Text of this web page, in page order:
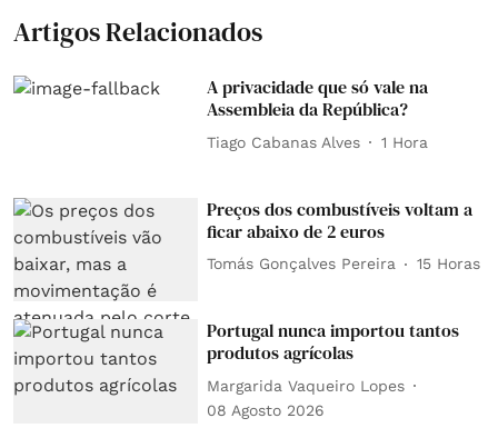
Artigos Relacionados
A privacidade que só vale na
Assembleia da República?
Tiago Cabanas Alves 1 Hora
Preços dos combustíveis voltam a
ficar abaixo de 2 euros
Tomás Gonçalves Pereira 15 Horas
Portugal nunca importou tantos
produtos agrícolas
Margarida Vaqueiro Lopes
08 Agosto 2026